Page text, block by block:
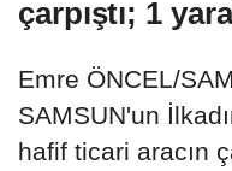
çarpıştı; 1
Emre ÖNCEL/
SAMSUN'un
hafif ticari aracın